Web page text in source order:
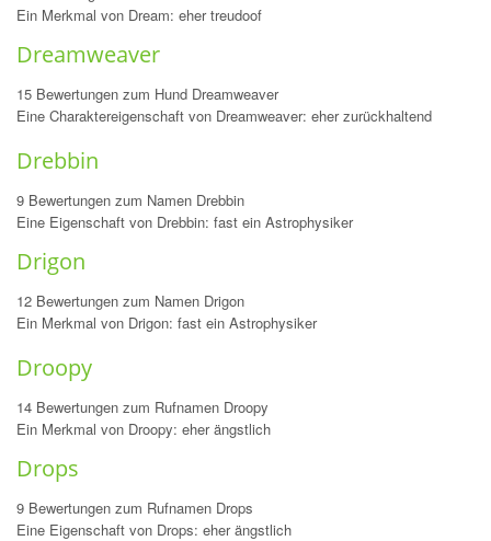
Ein Merkmal von Dream: eher treudoof
Dreamweaver
15 Bewertungen zum Hund Dreamweaver
Eine Charaktereigenschaft von Dreamweaver: eher zurückhaltend
Drebbin
9 Bewertungen zum Namen Drebbin
Eine Eigenschaft von Drebbin: fast ein Astrophysiker
Drigon
12 Bewertungen zum Namen Drigon
Ein Merkmal von Drigon: fast ein Astrophysiker
Droopy
14 Bewertungen zum Rufnamen Droopy
Ein Merkmal von Droopy: eher ängstlich
Drops
9 Bewertungen zum Rufnamen Drops
Eine Eigenschaft von Drops: eher ängstlich